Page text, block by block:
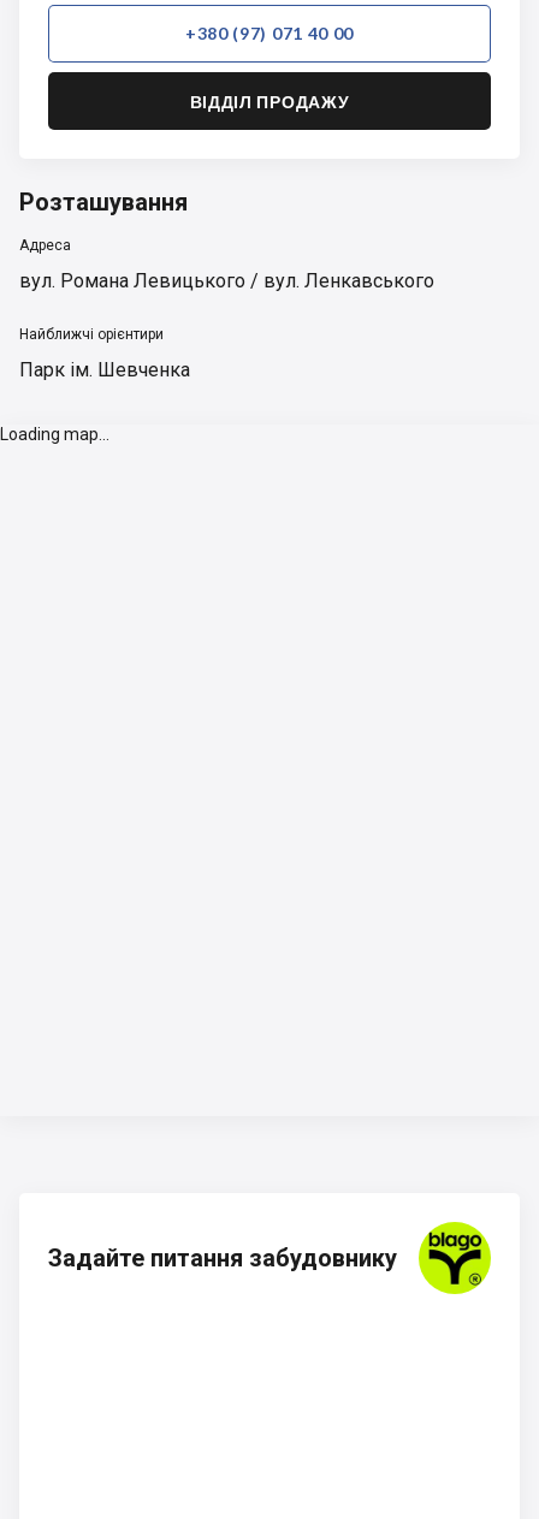
+380 (97) 071 40 00
ВІДДІЛ ПРОДАЖУ
Розташування
Адреса
вул. Романа Левицького / вул. Ленкавського
Найближчі орієнтири
Парк ім. Шевченка
Loading map...
Задайте питання забудовнику